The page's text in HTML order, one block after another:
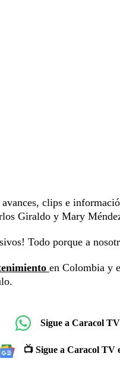
clips e
Giraldo y Mary
Todo porque a
en Colombia y
Sigue a Caracol
📺 Sigue a Caracol TV